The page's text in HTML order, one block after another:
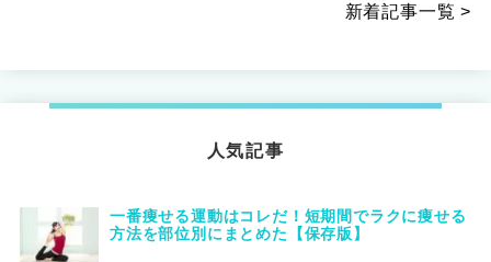
新着記事一覧 >
人気記事
一番痩せる運動はコレだ！短期間でラクに痩せる
方法を部位別にまとめた【保存版】